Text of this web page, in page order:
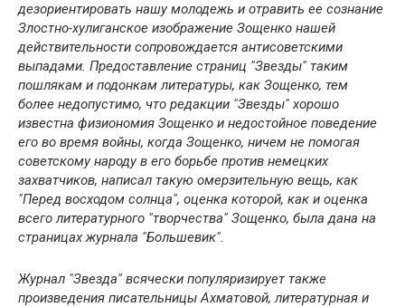
дезориентировать нашу молодежь и отравить ее сознание
Злостно-хулиганское изображение Зощенко нашей
действительности сопровождается антисоветскими
выпадами. Предоставление страниц "Звезды" таким
пошлякам и подонкам литературы, как Зощенко, тем
более недопустимо, что редакции "Звезды" хорошо
известна физиономия Зощенко и недостойное поведение
его во время войны, когда Зощенко, ничем не помогая
советскому народу в его борьбе против немецких
захватчиков, написал такую омерзительную вещь, как
"Перед восходом солнца", оценка которой, как и оценка
всего литературного "творчества" Зощенко, была дана на
страницах журнала "Большевик".
Журнал "Звезда" всячески популяризирует также
произведения писательницы Ахматовой, литературная и